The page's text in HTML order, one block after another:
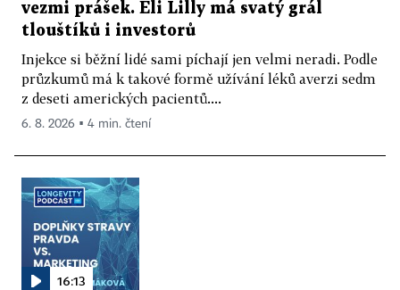
vezmi prášek. Eli Lilly má svatý grál
tlouštíků i investorů
Injekce si běžní lidé sami píchají jen velmi neradi. Podle
průzkumů má k takové formě užívání léků averzi sedm
z deseti amerických pacientů....
6. 8. 2026 ▪ 4 min. čtení
16:13